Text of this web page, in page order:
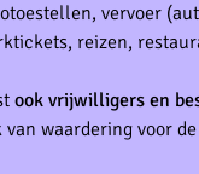
vervoer
reizen,
ook vrijwilligers en
waardering voor